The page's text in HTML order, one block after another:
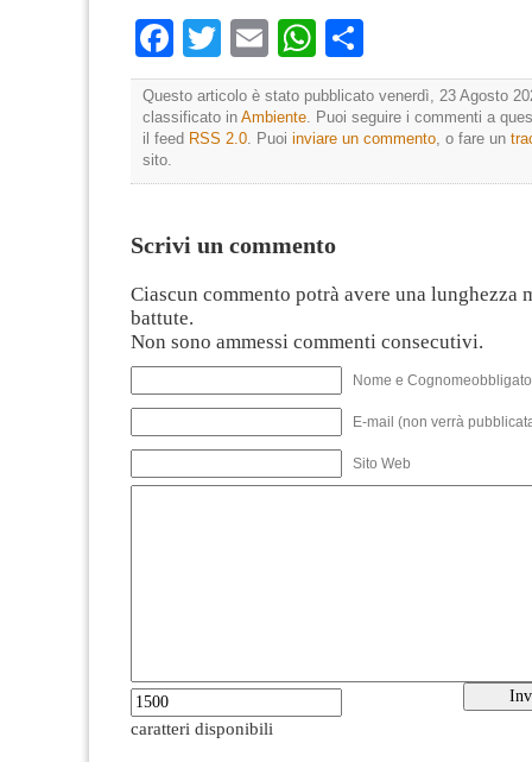
Facebook
TwitterEmailWhatsApp
Questo articolo è stato pubblicato venerdì, 23 Agosto
classificato in Ambiente . Puoi seguire i commenti a
il feed RSS 2.0 . Puoi inviare un commento , o fare un
sito.
Scrivi un commento
Ciascun commento potrà avere una lunghezza
battute.
Non sono ammessi commenti consecutivi.
Nome e
E-mail (non verrà
Sito Web
caratteri disponibili